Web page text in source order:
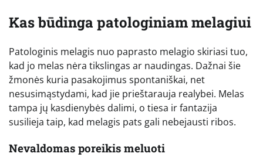
Kas būdinga patologiniam melagiui
Patologinis melagis nuo paprasto melagio skiriasi tuo,
kad jo melas nėra tikslingas ar naudingas. Dažnai šie
žmonės kuria pasakojimus spontaniškai, net
nesusimąstydami, kad jie prieštarauja realybei. Melas
tampa jų kasdienybės dalimi, o tiesa ir fantazija
susilieja taip, kad melagis pats gali nebejausti ribos.
Nevaldomas poreikis meluoti